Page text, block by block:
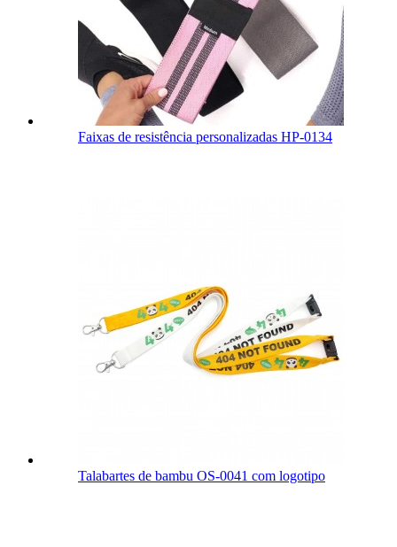
Faixas de resistência personalizadas HP-0134
Talabartes de bambu OS-0041 com logotipo